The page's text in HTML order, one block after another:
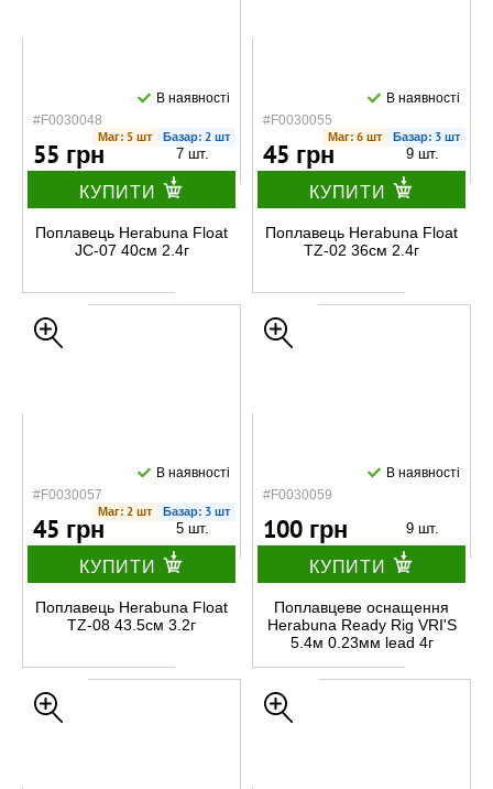
#F0030048
В наявності
Маг: 5 шт Базар: 2 шт
55 грн 7 шт.
КУПИТИ
Поплавець Herabuna Float
JC-07 40см 2.4г
#F0030055
В наявності
Маг: 6 шт Базар: 3 шт
45 грн 9 шт.
КУПИТИ
Поплавець Herabuna Float
TZ-02 36см 2.4г
#F0030057
В наявності
Маг: 2 шт Базар: 3 шт
45 грн 5 шт.
КУПИТИ
Поплавець Herabuna Float
TZ-08 43.5см 3.2г
#F0030059
В наявності
100 грн 9 шт.
КУПИТИ
Поплавцеве оснащення
Herabuna Ready Rig VRI'S
5.4м 0.23мм lead 4г